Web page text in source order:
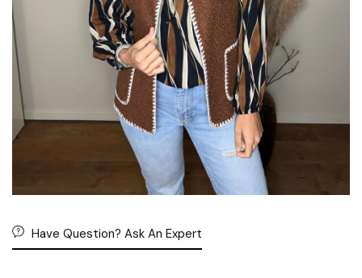
Have Question? Ask An Expert